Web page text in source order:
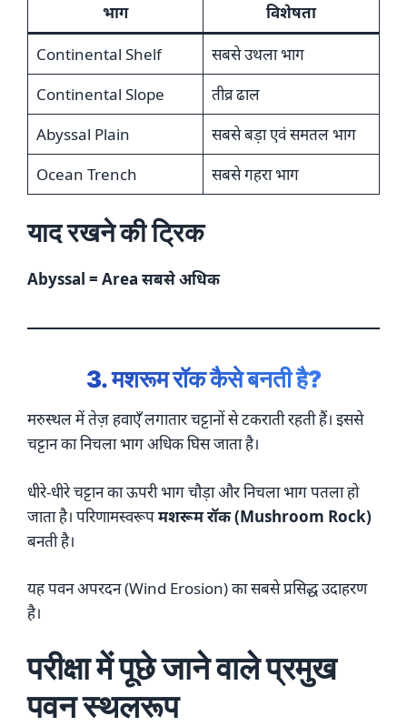
भाग
विशेषता
Continental Shelf
सबसे उथला भाग
Continental Slope
तीव्र ढाल
Abyssal Plain
सबसे बड़ा एवं समतल भाग
Ocean Trench
सबसे गहरा भाग
याद रखने की ट्रिक
Abyssal = Area सबसे अधिक
3. मशरूम रॉक कैसे बनती है?
मरुस्थल में तेज़ हवाएँ लगातार चट्टानों से टकराती रहती हैं। इससे
चट्टान का निचला भाग अधिक घिस जाता है।
धीरे-धीरे चट्टान का ऊपरी भाग चौड़ा और निचला भाग पतला हो
जाता है। परिणामस्वरूपमशरूम रॉक (Mushroom Rock)
बनती है।
यह पवन अपरदन (Wind Erosion) का सबसे प्रसिद्ध उदाहरण
है।
परीक्षा में पूछे जाने वाले प्रमुख
पवन स्थलरूप